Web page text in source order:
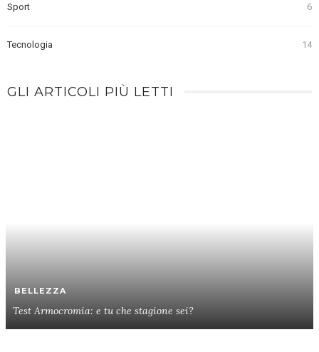
Sport 6
Tecnologia 14
GLI ARTICOLI PIÙ LETTI
BELLEZZA
Test Armocromia: e tu che stagione sei?